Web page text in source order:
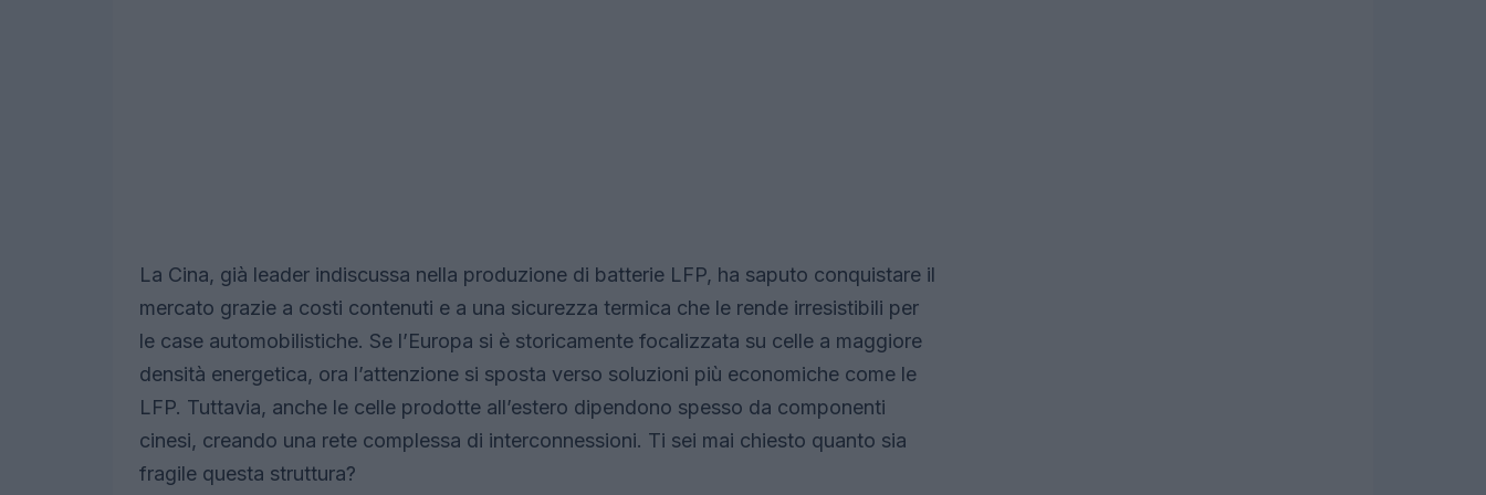
La Cina, già leader indiscussa nella produzione di batterie LFP, ha saputo conquistare il
mercato grazie a costi contenuti e a una sicurezza termica che le rende irresistibili per
le case automobilistiche. Se l’Europa si è storicamente focalizzata su celle a maggiore
densità energetica, ora l’attenzione si sposta verso soluzioni più economiche come le
LFP. Tuttavia, anche le celle prodotte all’estero dipendono spesso da componenti
cinesi, creando una rete complessa di interconnessioni. Ti sei mai chiesto quanto sia
fragile questa struttura?